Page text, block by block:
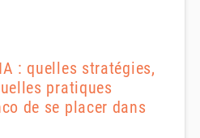
: quelles stratégies,
pratiques
de se placer dans